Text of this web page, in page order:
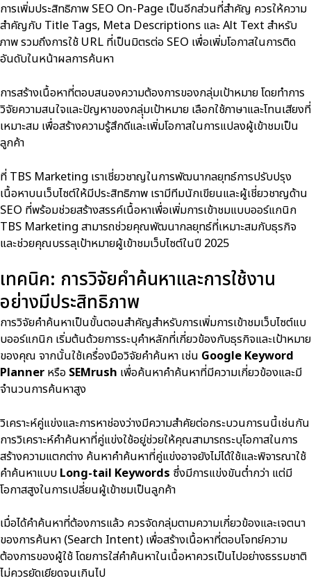
การเพิ่มประสิทธิภาพ SEO On-Page เป็นอีกส่วนที่สำคัญ ควรให้ความ
สำคัญกับ Title Tags, Meta Descriptions และ Alt Text สำหรับ
ภาพ รวมถึงการใช้ URL ที่เป็นมิตรต่อ SEO เพื่อเพิ่มโอกาสในการติด
อันดับในหน้าผลการค้นหา
การสร้างเนื้อหาที่ตอบสนองความต้องการของกลุ่มเป้าหมาย โดยทำการ
วิจัยความสนใจและปัญหาของกลุุ่มเป้าหมาย เลือกใช้ภาษาและโทนเสียงที่
เหมาะสม เพื่อสร้างความรู้สึกดีและเพิ่มโอกาสในการแปลงผู้เข้าชมเป็น
ลูกค้า
ที่ TBS Marketing เราเชี่ยวชาญในการพัฒนากลยุทธ์การปรับปรุง
เนื้อหาบนเว็บไซต์ให้มีประสิทธิภาพ เรามีทีมนักเขียนและผู้เชี่ยวชาญด้าน
SEO ที่พร้อมช่วยสร้างสรรค์เนื้อหาเพื่อเพิ่มการเข้าชมแบบออร์แกนิก
TBS Marketing สามารถช่วยคุณพัฒนากลยุทธ์ที่เหมาะสมกับธุรกิจ
และช่วยคุณบรรลุเป้าหมายผู้เข้าชมเว็บไซต์ในปี 2025
เทคนิค: การวิจัยคำค้นหาและการใช้งาน
อย่างมีประสิทธิภาพ
การวิจัยคำค้นหาเป็นขั้นตอนสำคัญสำหรับการเพิ่มการเข้าชมเว็บไซต์แบ
บออร์แกนิก เริ่มต้นด้วยการระบุคำหลักที่เกี่ยวข้องกับธุรกิจและเป้าหมาย
ของคุณ จากนั้นใช้เครื่องมือวิจัยคำค้นหา เช่น Google Keyword
Planner หรือ SEMrush เพื่อค้นหาคำค้นหาที่มีความเกี่ยวข้องและมี
จำนวนการค้นหาสูง
วิเคราะห์คู่แข่งและการหาช่องว่างมีความสำคัยต่อกระบวนการนนี้เช่นกัน
การวิเคราะห์คำค้นหาที่คู่แข่งใช้อยู่ช่วยให้คุณสามารถระบุโอกาสในการ
สร้างความแตกต่าง ค้นหาคำค้นหาที่คู่แข่งอาจยังไม่ได้ใช้และพิจารณาใช้
คำค้นหาแบบ Long-tail Keywords ซึ่งมีการแข่งขันต่ำกว่า แต่มี
โอกาสสูงในการเปลี่ยนผู้เข้าชมเป็นลูกค้า
เมื่อได้คำค้นหาที่ต้องการแล้ว ควรจัดกลุ่มตามความเกี่ยวข้องและเจตนา
ของการค้นหา (Search Intent) เพื่อสร้างเนื้อหาที่ตอบโจทย์ความ
ต้องการของผู้ใช้ โดยการใส่คำค้นหาในเนื้อหาควรเป็นไปอย่างธรรมชาติ
ไม่ควรยัดเยียดจนเกินไป